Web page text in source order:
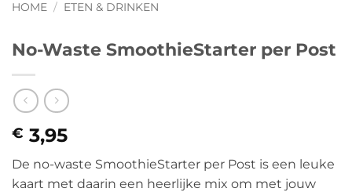
HOME / ETEN & DRINKEN
No-Waste SmoothieStarter per Post
€ 3,95
De no-waste SmoothieStarter per Post is een leuke
kaart met daarin een heerlijke mix om met jouw